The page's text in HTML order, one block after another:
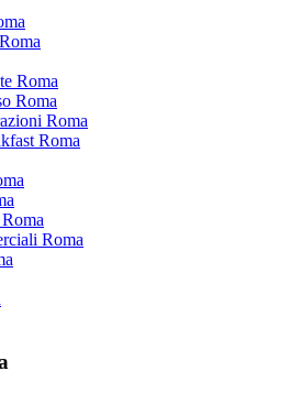
Roma
Roma
Roma
Roma
Roma